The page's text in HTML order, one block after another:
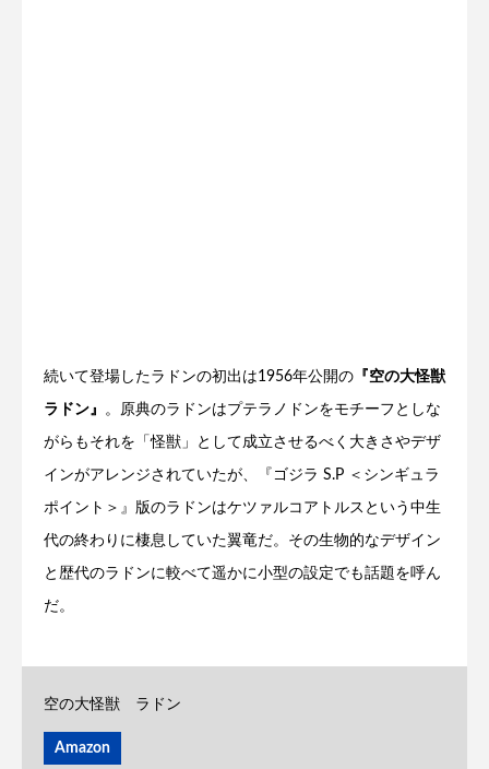
続いて登場したラドンの初出は1956年公開の 『空の大怪獣
ラドン』 。原典のラドンはプテラノドンをモチーフとしな
がらもそれを「怪獣」として成立させるべく大きさやデザ
インがアレンジされていたが、 『ゴジラ S.P ＜シンギュラ
ポイント＞』版のラドンはケツァルコアトルスという中生
代の終わりに棲息していた翼竜だ。その生物的なデザイン
と歴代のラドンに較べて遥かに小型の設定でも話題を呼ん
だ。
空の大怪獣 ラドン
Amazon